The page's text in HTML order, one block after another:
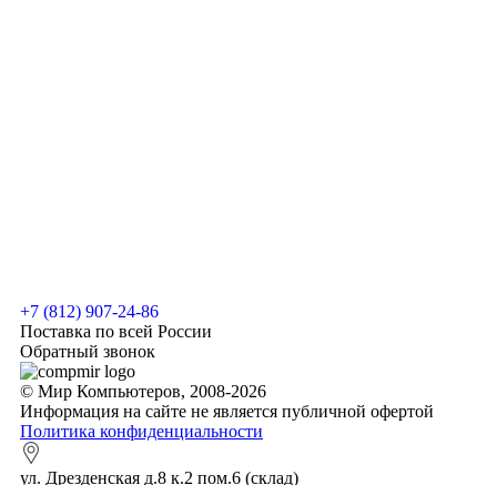
+7 (812) 907-24-86
Поставка по всей России
Обратный звонок
© Мир Компьютеров, 2008-2026
Информация на сайте не является публичной офертой
Политика конфиденциальности
ул. Дрезденская д.8 к.2 пом.6 (склад)